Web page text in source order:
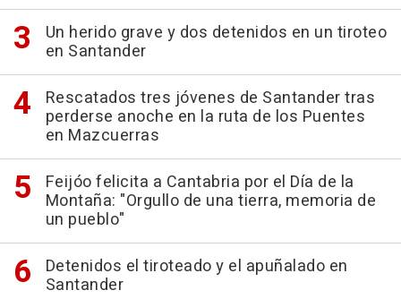
Un herido grave y dos detenidos en un tiroteo
en Santander
Rescatados tres jóvenes de Santander tras
perderse anoche en la ruta de los Puentes
en Mazcuerras
Feijóo felicita a Cantabria por el Día de la
Montaña: "Orgullo de una tierra, memoria de
un pueblo"
Detenidos el tiroteado y el apuñalado en
Santander